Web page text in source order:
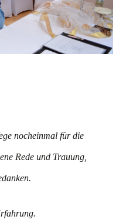
nocheinmal für die
Rede und Trauung,